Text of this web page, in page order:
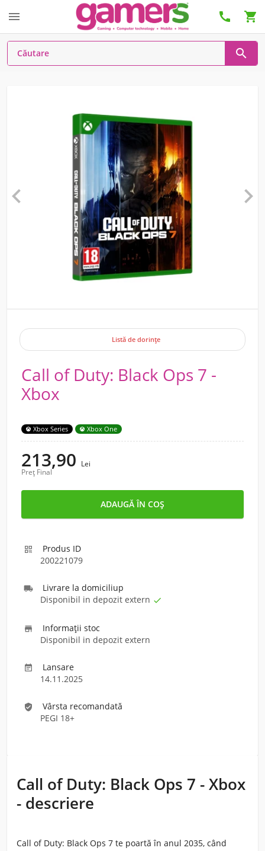
  

 
Listă de dorințe
Call of Duty: Black Ops 7 -
Xbox
Xbox Series Xbox One
213,90 Lei
Preț Final

Produs ID
200221079
 Livrare la domiciliup
Disponibil in depozit extern 

Informaţii stoc
Disponibil in depozit extern

Lansare
14.11.2025
verified_user
Vârsta recomandată
PEGI 18+
Call of Duty: Black Ops 7 - Xbox
- descriere
Call of Duty: Black Ops 7 te poartă în anul 2035, când